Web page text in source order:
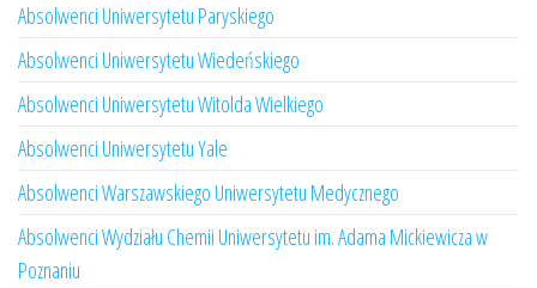
Absolwenci Uniwersytetu Paryskiego
Absolwenci Uniwersytetu Wiedeńskiego
Absolwenci Uniwersytetu Witolda Wielkiego
Absolwenci Uniwersytetu Yale
Absolwenci Warszawskiego Uniwersytetu Medycznego
Absolwenci Wydziału Chemii Uniwersytetu im. Adama Mickiewicza w
Poznaniu